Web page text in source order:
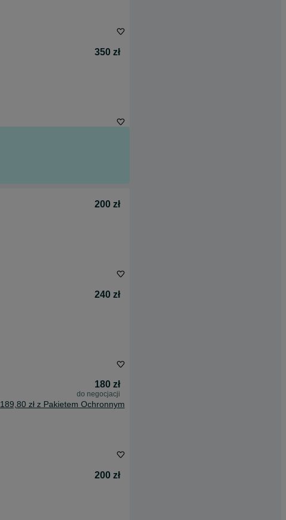
350 zł
200 zł
240 zł
180 zł
do negocjacji
189,80 zł z Pakietem Ochronnym
200 zł